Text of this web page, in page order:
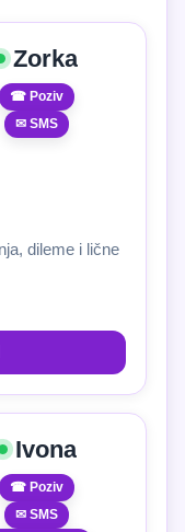
Zorka
☎ Poziv
✉ SMS
dileme i lične
Ivona
☎ Poziv
✉ SMS